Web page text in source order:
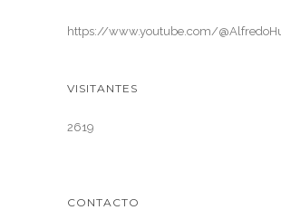
https://www.youtube.com/
VISITANTES
2619
CONTACTO